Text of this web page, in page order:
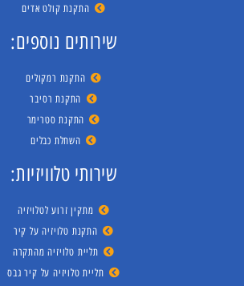
התקנת קולט אדים
שירותים נוספים:
התקנת רמקולים
התקנת רסיבר
התקנת סטרימר
השחלת כבלים
שירותי טלוויזיות:
מתקין זרוע לטלויזיה
התקנת טלויזיה על קיר
תליית טלויזיה מהתקרה
תליית טלויזיה על קיר גבס